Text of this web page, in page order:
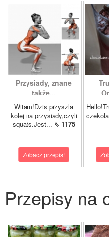
Przysiady, znane
także...
Witam!Dzis przyszla
kolej na przysiady,czyli
squats.Jest... ⇖ 1175
Zobacz przepis!
Przepisy na